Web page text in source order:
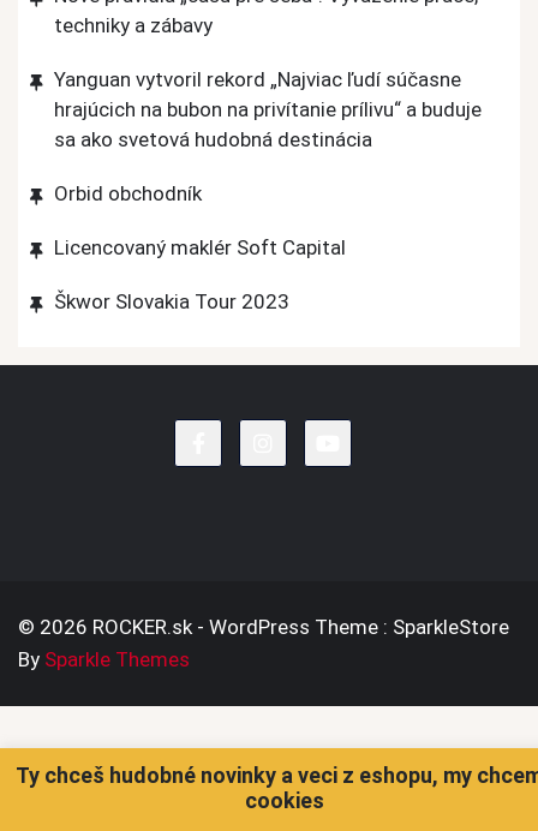
techniky a zábavy
Yanguan vytvoril rekord „Najviac ľudí súčasne
hrajúcich na bubon na privítanie prílivu“ a buduje
sa ako svetová hudobná destinácia
Orbid obchodník
Licencovaný maklér Soft Capital
Škwor Slovakia Tour 2023
© 2026 ROCKER.sk - WordPress Theme : SparkleStore
By Sparkle Themes
Ty chceš hudobné novinky a veci z eshopu, my
cookies